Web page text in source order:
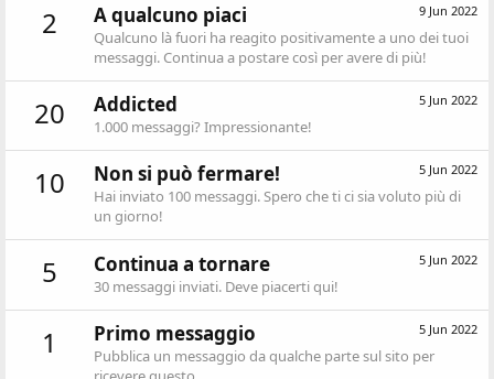
2 9 Jun 2022
A qualcuno piaci
Qualcuno là fuori ha reagito positivamente a uno dei tuoi
messaggi. Continua a postare così per avere di più!
20 5 Jun 2022
Addicted
1.000 messaggi? Impressionante!
10 5 Jun 2022
Non si può fermare!
Hai inviato 100 messaggi. Spero che ti ci sia voluto più di
un giorno!
5 5 Jun 2022
Continua a tornare
30 messaggi inviati. Deve piacerti qui!
1 5 Jun 2022
Primo messaggio
Pubblica un messaggio da qualche parte sul sito per